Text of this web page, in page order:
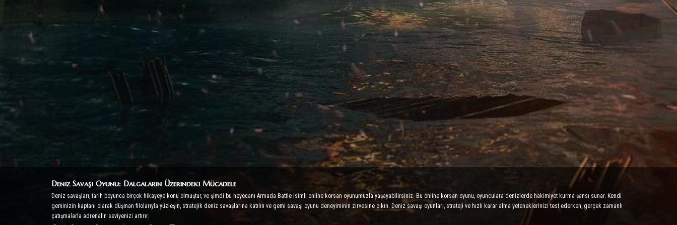
Deniz Savaşı Oyunu: Dalgaların Üzerindeki Mücadele
Deniz savaşları, tarih boyunca birçok hikayeye konu olmuştur, ve şimdi bu heyecanı Armada Battle isimli online korsan oyunumuzla yaşayabilirsiniz. Bu online korsan oyunu, oyunculara denizlerde hakimiyet kurma şansı sunar. Kendi
geminizin kaptanı olarak düşman filolarıyla yüzleşin, stratejik deniz savaşlarına katılın ve gemi savaşı oyunu deneyiminin zirvesine çıkın. Deniz savaşı oyunları, strateji ve hızlı karar alma yeteneklerinizi test ederken, gerçek zamanlı
çatışmalarla adrenalin seviyenizi artırır.